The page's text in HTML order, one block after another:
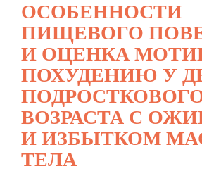
ОСОБЕННОСТИ
ПИЩЕВОГО
И ОЦЕНКА
ПОХУДЕНИЮ У
ВОЗРАСТА С
И ИЗБЫТКОМ
ТЕЛА